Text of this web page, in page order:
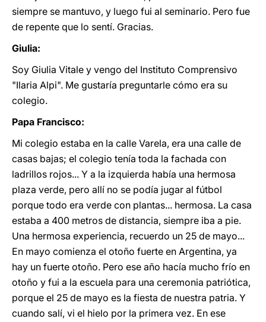
siempre se mantuvo, y luego fui al seminario. Pero fue
de repente que lo sentí. Gracias.
Giulia:
Soy Giulia Vitale y vengo del Instituto Comprensivo
"Ilaria Alpi". Me gustaría preguntarle cómo era su
colegio.
Papa Francisco:
Mi colegio estaba en la calle Varela, era una calle de
casas bajas; el colegio tenía toda la fachada con
ladrillos rojos... Y a la izquierda había una hermosa
plaza verde, pero allí no se podía jugar al fútbol
porque todo era verde con plantas... hermosa. La casa
estaba a 400 metros de distancia, siempre iba a pie.
Una hermosa experiencia, recuerdo un 25 de mayo...
En mayo comienza el otoño fuerte en Argentina, ya
hay un fuerte otoño. Pero ese año hacía mucho frío en
otoño y fui a la escuela para una ceremonia patriótica,
porque el 25 de mayo es la fiesta de nuestra patria. Y
cuando salí, vi el hielo por la primera vez. En ese